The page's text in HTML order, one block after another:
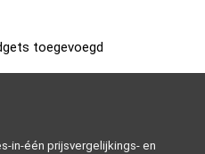
toegevoegd
in-één prijsvergelijkings- en